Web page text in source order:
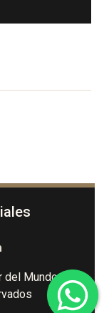
del Mundo -